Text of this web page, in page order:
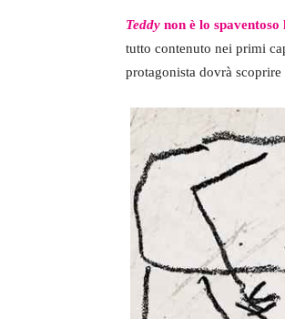
Teddy non è lo
tutto contenuto nei primi
protagonista dovrà